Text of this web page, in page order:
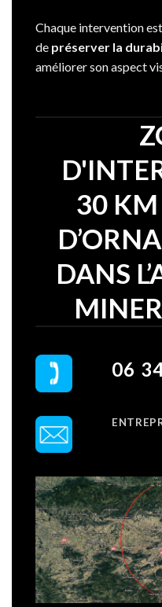
Chaque intervention
de préserver la
améliorer son aspect
30
DANS
06